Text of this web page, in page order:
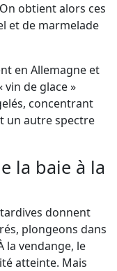
obtient alors ces
et de marmelade
en Allemagne et
vin de glace »
concentrant
un autre spectre
la baie à la
donnent
plongeons dans
la vendange, le
atteinte. Mais